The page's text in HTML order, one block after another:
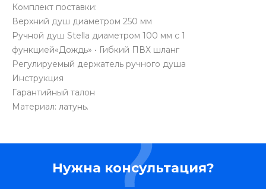
Комплект поставки:
Верхний душ диаметром 250 мм
Ручной душ Stella диаметром 100 мм с 1
функцией«Дождь» • Гибкий ПВХ шланг
Регулируемый держатель ручного душа
Инструкция
Гарантийный талон
Материал: латунь.
Нужна консультация?